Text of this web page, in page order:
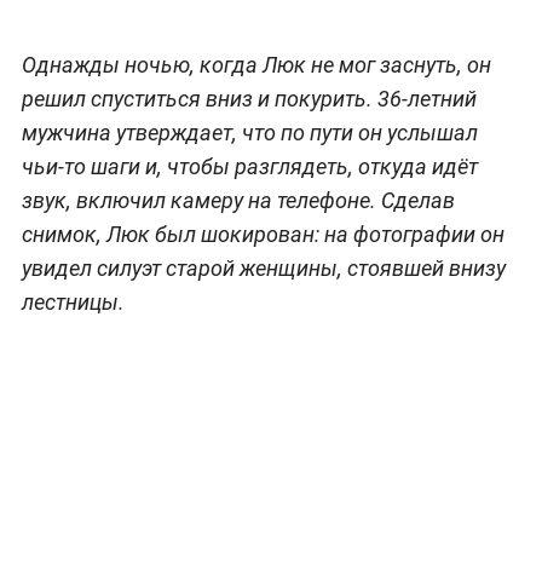
Однажды ночью, когда Люк не мог заснуть, он
решил спуститься вниз и покурить. 36-летний
мужчина утверждает, что по пути он услышал
чьи-то шаги и, чтобы разглядеть, откуда идёт
звук, включил камеру на телефоне. Сделав
снимок, Люк был шокирован: на фотографии он
увидел силуэт старой женщины, стоявшей внизу
лестницы.